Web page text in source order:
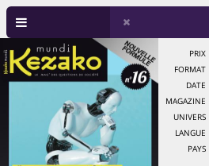
PRIX
FORMAT
DATE
MAGAZINE
UNIVERS
LANGUE
PAYS